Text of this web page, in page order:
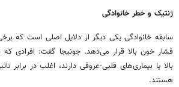
ژنتیک و خطر خانوادگی
سابقه خانوادگی یکی دیگر از دلایل اصلی است که
فشار خون بالا قرار می‌دهد. جونیجا گفت: افرادی که
بالا یا بیماری‌های قلبی-عروقی دارند، اغلب در برابر
هستند.